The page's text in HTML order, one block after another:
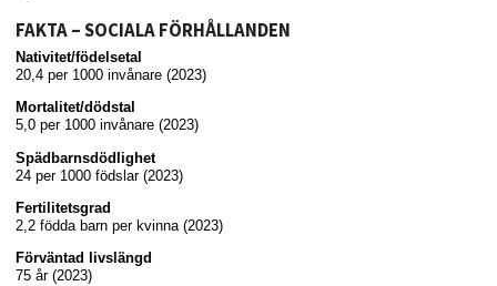
FAKTA – SOCIALA FÖRHÅLLANDEN
Nativitet/födelsetal
20,4 per 1000 invånare (2023)
Mortalitet/dödstal
5,0 per 1000 invånare (2023)
Spädbarnsdödlighet
24 per 1000 födslar (2023)
Fertilitetsgrad
2,2 födda barn per kvinna (2023)
Förväntad livslängd
75 år (2023)